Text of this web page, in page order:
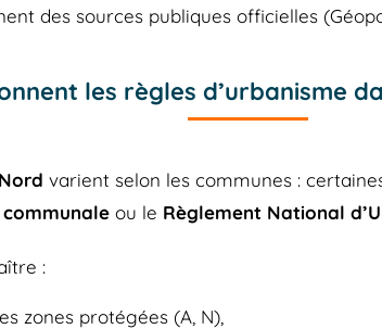
des sources publiques officielles
les règles d’urbanisme
Nord varient selon les communes :
ou le Règlement National
:
zones protégées (A, N),